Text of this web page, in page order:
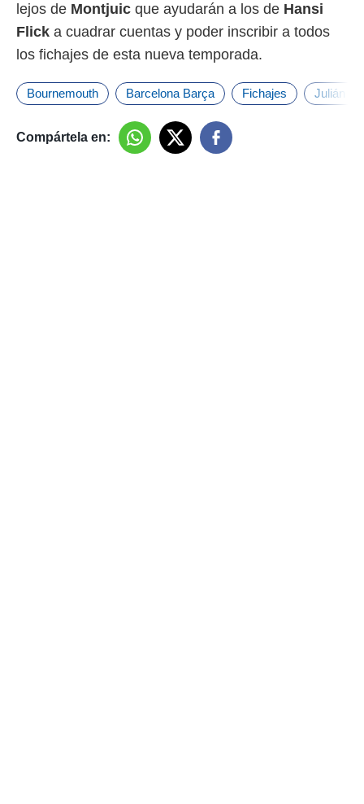
lejos de Montjuic que ayudarán a los de Hansi
Flick a cuadrar cuentas y poder inscribir a todos
los fichajes de esta nueva temporada.
Bournemouth Barcelona Barça Fichajes Julián
Compártela en: